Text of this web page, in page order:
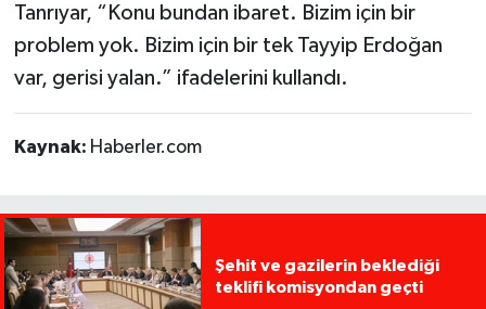
Tanrıyar, “Konu bundan ibaret. Bizim için bir
problem yok. Bizim için bir tek Tayyip Erdoğan
var, gerisi yalan.” ifadelerini kullandı.
Kaynak: Haberler.com
Şehit ve gazilerin beklediği
teklifi komisyondan geçti